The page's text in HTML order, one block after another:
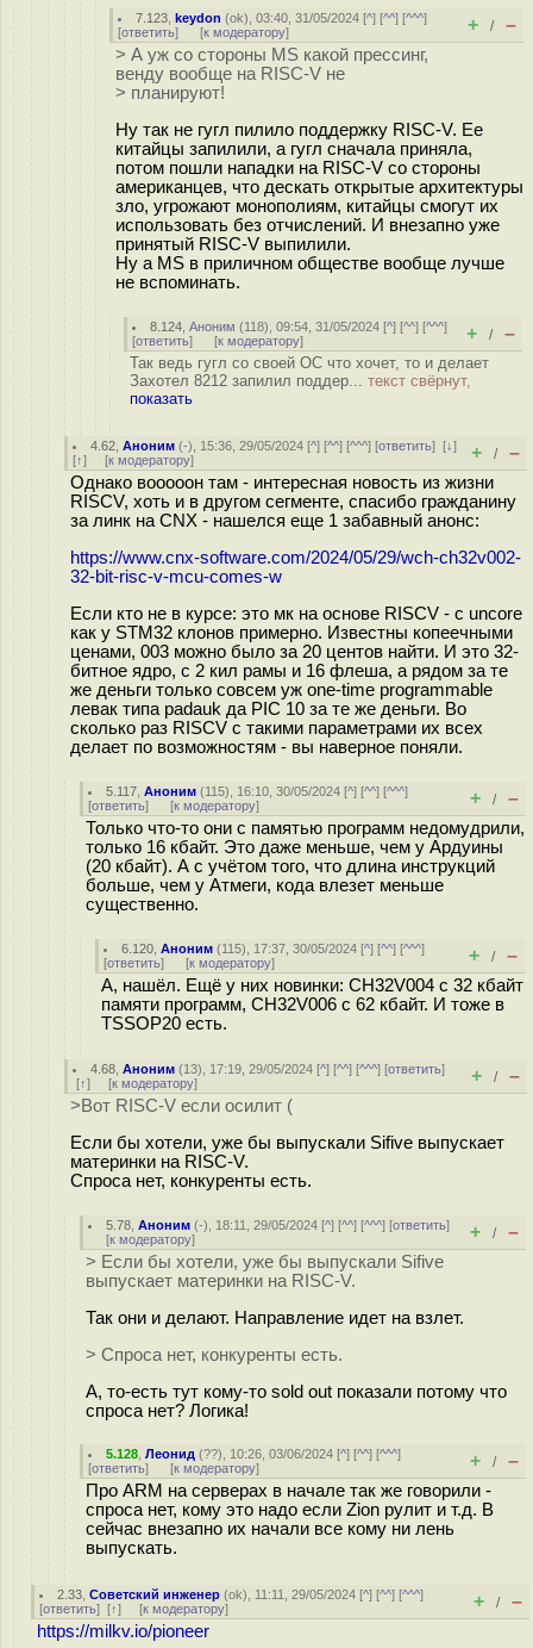
7.123 ,keydon (ok), 03:40, 31/05/2024 [^] [^^] [^^^]
[ответить] [к модератору] + / –
> А уж со стороны MS какой прессинг,
венду вообще на RISC-V не
> планируют!
Ну так не гугл пилило поддержку RISC-V. Ее
китайцы запилили, а гугл сначала приняла,
потом пошли нападки на RISC-V со стороны
американцев, что дескать открытые архитектуры
зло, угрожают монополиям, китайцы смогут их
использовать без отчислений. И внезапно уже
принятый RISC-V выпилили.
Ну а MS в приличном обществе вообще лучше
не вспоминать.
8.124 ,Аноним (118), 09:54, 31/05/2024 [^] [^^] [^^^]
[ответить] [к модератору] + / –
Так ведь гугл со своей ОС что хочет, то и делает
Захотел 8212 запилил поддер... текст свёрнут,
показать
4.62 ,Аноним (-), 15:36, 29/05/2024 [^] [^^] [^^^] [ответить][↓]
[↑] [к модератору] + / –
Однако вооооон там - интересная новость из жизни
RISCV, хоть и в другом сегменте, спасибо гражданину
за линк на CNX - нашелся еще 1 забавный анонс:
https://www.cnx-software.com/2024/05/29/wch-ch32v002-
32-bit-risc-v-mcu-comes-w
Если кто не в курсе: это мк на основе RISCV - с uncore
как у STM32 клонов примерно. Известны копеечными
ценами, 003 можно было за 20 центов найти. И это 32-
битное ядро, с 2 кил рамы и 16 флеша, а рядом за те
же деньги только совсем уж one-time programmable
левак типа padauk да PIC 10 за те же деньги. Во
сколько раз RISCV с такими параметрами их всех
делает по возможностям - вы наверное поняли.
5.117 ,Аноним (115), 16:10, 30/05/2024 [^] [^^] [^^^]
[ответить] [к модератору] + / –
Только что-то они с памятью программ недомудрили,
только 16 кбайт. Это даже меньше, чем у Ардуины
(20 кбайт). А с учётом того, что длина инструкций
больше, чем у Атмеги, кода влезет меньше
существенно.
6.120 ,Аноним (115), 17:37, 30/05/2024 [^] [^^] [^^^]
[ответить] [к модератору] + / –
А, нашёл. Ещё у них новинки: CH32V004 с 32 кбайт
памяти программ, CH32V006 с 62 кбайт. И тоже в
TSSOP20 есть.
4.68 ,Аноним (13), 17:19, 29/05/2024 [^] [^^] [^^^] [ответить]
[↑] [к модератору] + / –
>Вот RISC-V если осилит (
Если бы хотели, уже бы выпускали Sifive выпускает
материнки на RISC-V.
Спроса нет, конкуренты есть.
5.78 ,Аноним (-), 18:11, 29/05/2024 [^] [^^] [^^^] [ответить]
[к модератору] + / –
> Если бы хотели, уже бы выпускали Sifive
выпускает материнки на RISC-V.
Так они и делают. Направление идет на взлет.
> Спроса нет, конкуренты есть.
А, то-есть тут кому-то sold out показали потому что
спроса нет? Логика!
5.128 ,Леонид (??), 10:26, 03/06/2024 [^] [^^] [^^^]
[ответить] [к модератору] + / –
Про ARM на серверах в начале так же говорили -
спроса нет, кому это надо если Zion рулит и т.д. В
сейчас внезапно их начали все кому ни лень
выпускать.
2.33 ,Советский инженер (ok), 11:11, 29/05/2024 [^] [^^] [^^^]
[ответить] [↑] [к модератору] + / –
https://milkv.io/pioneer